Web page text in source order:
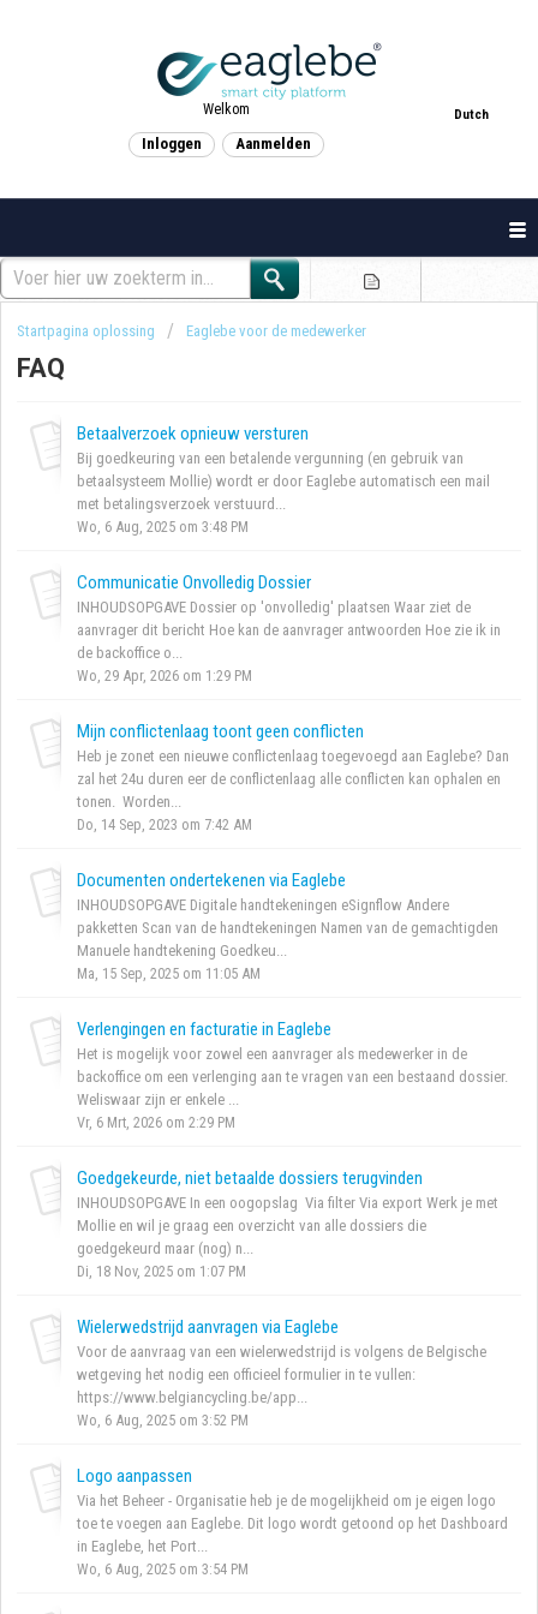
Dutch
Welkom
Inloggen Aanmelden
Startpagina oplossing Eaglebe voor de medewerker
FAQ
Betaalverzoek opnieuw versturen
Bij goedkeuring van een betalende vergunning (en gebruik van
betaalsysteem Mollie) wordt er door Eaglebe automatisch een mail
met betalingsverzoek verstuurd...
Wo, 6 Aug, 2025 om 3:48 PM
Communicatie Onvolledig Dossier
INHOUDSOPGAVE Dossier op 'onvolledig' plaatsen Waar ziet de
aanvrager dit bericht Hoe kan de aanvrager antwoorden Hoe zie ik in
de backoffice o...
Wo, 29 Apr, 2026 om 1:29 PM
Mijn conflictenlaag toont geen conflicten
Heb je zonet een nieuwe conflictenlaag toegevoegd aan Eaglebe? Dan
zal het 24u duren eer de conflictenlaag alle conflicten kan ophalen en
tonen. Worden...
Do, 14 Sep, 2023 om 7:42 AM
Documenten ondertekenen via Eaglebe
INHOUDSOPGAVE Digitale handtekeningen eSignflow Andere
pakketten Scan van de handtekeningen Namen van de gemachtigden
Manuele handtekening Goedkeu...
Ma, 15 Sep, 2025 om 11:05 AM
Verlengingen en facturatie in Eaglebe
Het is mogelijk voor zowel een aanvrager als medewerker in de
backoffice om een verlenging aan te vragen van een bestaand dossier.
Weliswaar zijn er enkele ...
Vr, 6 Mrt, 2026 om 2:29 PM
Goedgekeurde, niet betaalde dossiers terugvinden
INHOUDSOPGAVE In een oogopslag Via filter Via export Werk je met
Mollie en wil je graag een overzicht van alle dossiers die
goedgekeurd maar (nog) n...
Di, 18 Nov, 2025 om 1:07 PM
Wielerwedstrijd aanvragen via Eaglebe
Voor de aanvraag van een wielerwedstrijd is volgens de Belgische
wetgeving het nodig een officieel formulier in te vullen:
https://www.belgiancycling.be/app...
Wo, 6 Aug, 2025 om 3:52 PM
Logo aanpassen
Via het Beheer - Organisatie heb je de mogelijkheid om je eigen logo
toe te voegen aan Eaglebe. Dit logo wordt getoond op het Dashboard
in Eaglebe, het Port...
Wo, 6 Aug, 2025 om 3:54 PM